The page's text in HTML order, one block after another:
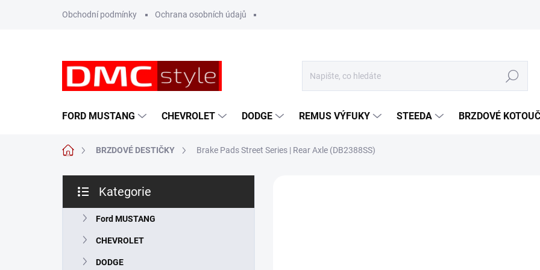
Obchodní podmínky Ochrana osobních údajů
Hledat
FORD MUSTANG CHEVROLET DODGE REMUS VÝFUKY STEEDA BRZDOVÉ
Domů BRZDOVÉ DESTIČKY Brake Pads Street Series | Rear Axle (DB2388SS)
s
kategorie
Kategorie
Ford MUSTANG
CHEVROLET
DODGE